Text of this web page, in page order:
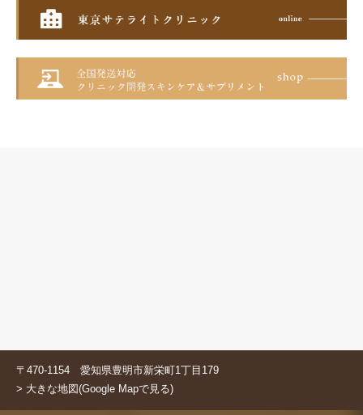
〒470-1154 愛知県豊明市新栄町1丁目179
> 大きな地図(Google Mapで見る)